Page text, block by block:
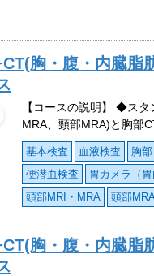
胸・腹・内臓
【コースの説明】 ◆ス
MRA、頸部MRA)と胸部
基本検査 血液検査 胸
便潜血検査
胃カメラ（胃
頭部MRI・MRA
頭部
胸・腹・内臓